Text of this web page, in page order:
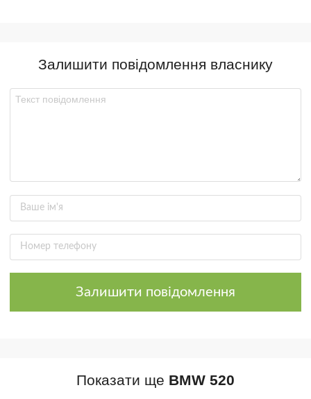
Залишити повідомлення власнику
Залишити повідомлення
Показати ще BMW 520